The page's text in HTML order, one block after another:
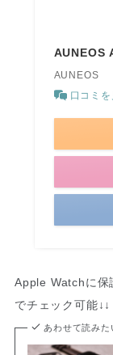
AUNEOS
AUNEOS
口コミを
Apple Watchに保
でチェック可能↓↓
あわせて読みた